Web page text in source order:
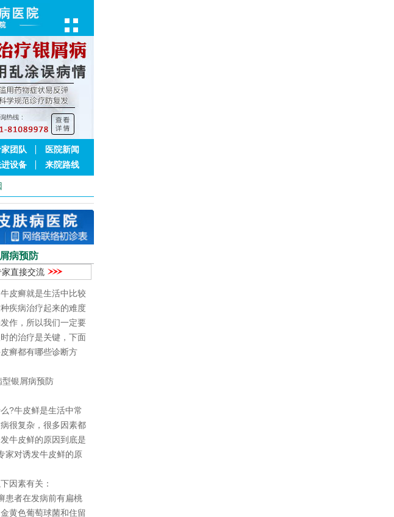
团队
医院新闻
设备 来院路线
病预防
直接交流
牛皮癣就是生活中比较
疾病治疗起来的难度
作，所以我们一定要
的治疗是关键，下面
癣都有哪些诊断方
牛皮鲜是生活中常
很复杂，很多因素都
牛皮鲜的原因到底是
家对诱发牛皮鲜的原
因素有关：
者在发病前有扁桃
黄色葡萄球菌和住留